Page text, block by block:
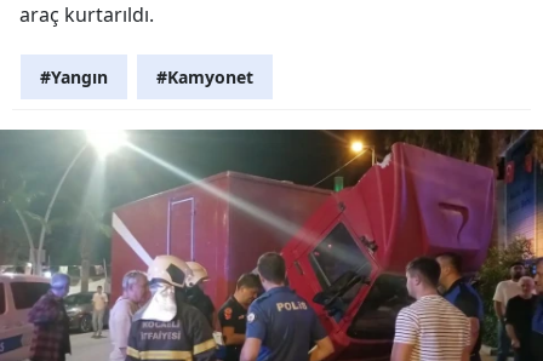
araç kurtarıldı.
#Yangın #Kamyonet